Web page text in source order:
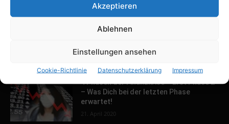
Akzeptieren
Ablehnen
Einstellungen ansehen
Cookie-Richtlinie Datenschutzerklärung Impressum
Broken-Heart-Syndrom – das
4 Phasen der Finanzkrise – Erst Phase 2
– Was Dich bei der letzten Phase
erwartet!
21. April 2020